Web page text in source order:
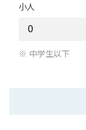
小人
中学生以下